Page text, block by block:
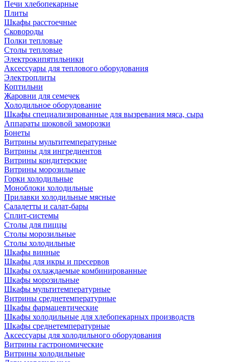
Печи хлебопекарные
Плиты
Шкафы расстоечные
Сковороды
Полки тепловые
Столы тепловые
Электрокипятильники
Аксессуары для теплового оборудования
Электроплиты
Коптильни
Жаровни для семечек
Холодильное оборудование
Шкафы специализированные для вызревания мяса, сыра
Аппараты шоковой заморозки
Бонеты
Витрины мультитемпературные
Витрины для ингредиентов
Витрины кондитерские
Витрины морозильные
Горки холодильные
Моноблоки холодильные
Прилавки холодильные мясные
Саладетты и салат-бары
Сплит-системы
Столы для пиццы
Столы морозильные
Столы холодильные
Шкафы винные
Шкафы для икры и пресервов
Шкафы охлаждаемые комбинированные
Шкафы морозильные
Шкафы мультитемпературные
Витрины среднетемпературные
Шкафы фармацевтические
Шкафы холодильные для хлебопекарных производств
Шкафы среднетемпературные
Аксессуары для холодильного оборудования
Витрины гастрономические
Витрины холодильные